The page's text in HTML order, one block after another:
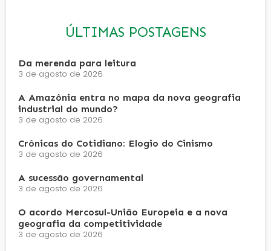
ÚLTIMAS POSTAGENS
Da merenda para leitura
3 de agosto de 2026
A Amazônia entra no mapa da nova geografia
industrial do mundo?
3 de agosto de 2026
Crônicas do Cotidiano: Elogio do Cinismo
3 de agosto de 2026
A sucessão governamental
3 de agosto de 2026
O acordo Mercosul-União Europeia e a nova
geografia da competitividade
3 de agosto de 2026